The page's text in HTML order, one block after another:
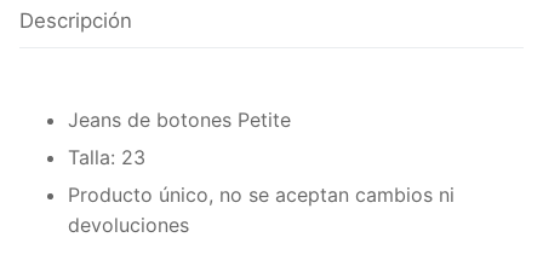
Descripción
Jeans de botones Petite
Talla: 23
Producto único, no se aceptan cambios ni
devoluciones